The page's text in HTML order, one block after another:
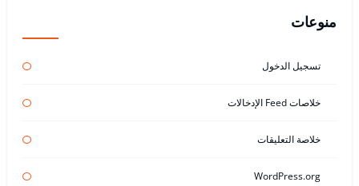
منوعات
تسجيل الدخول
خلاصات Feed الإدخالات
خلاصة التعليقات
WordPress.org